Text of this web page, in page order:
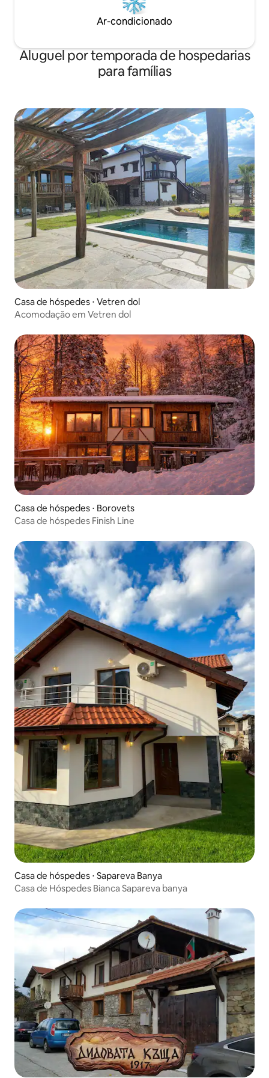
Ar-condicionado
Aluguel por temporada de hospedarias
para famílias
Casa de hóspedes ⋅ Vetren dol
Acomodação em Vetren dol
Casa de hóspedes ⋅ Borovets
Casa de hóspedes Finish Line
Casa de hóspedes ⋅ Sapareva Banya
Casa de Hóspedes Bianca Sapareva banya